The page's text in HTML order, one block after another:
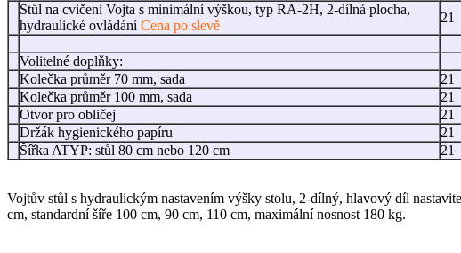
Stůl na cvičení Vojta s minimální výškou, typ RA-2H, 2-dílná plocha,
hydraulické ovládáníCena po slevě
21
Volitelné doplňky:
Kolečka průměr 70 mm, sada
21
Kolečka průměr 100 mm, sada
21
Otvor pro obličej
21
Držák hygienického papíru
21
Šířka ATYP: stůl 80 cm nebo 120 cm
21
Vojtův stůl s hydraulickým nastavením výšky stolu, 2-dílný, hlavový díl
cm, standardní šíře 100 cm, 90 cm, 110 cm, maximální nosnost 180 kg.